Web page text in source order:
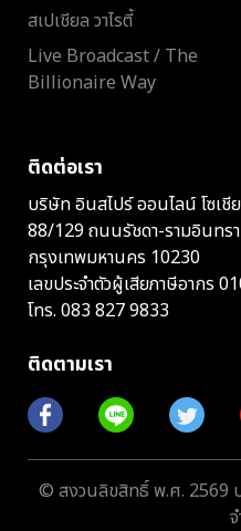
สเปเชียล วาไรตี้
Live Broadcast / The
Billionaire Way
ติดต่อเรา
บริษัท อินสไปร์ ออนไลน์ โซเชี
88/129 ถนนรัชดา-รามอินทร
กรุงเทพมหานคร 10230
เลขประจำตัวผู้เสียภาษีอากร
โทร. 083 827 9833
ติดตามเรา
© สงวนลิขสิทธิ์ พ.ศ. 2569